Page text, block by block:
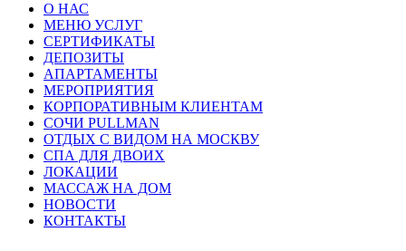
О НАС
МЕНЮ УСЛУГ
СЕРТИФИКАТЫ
ДЕПОЗИТЫ
АПАРТАМЕНТЫ
МЕРОПРИЯТИЯ
КОРПОРАТИВНЫМ КЛИЕНТАМ
СОЧИ PULLMAN
ОТДЫХ С ВИДОМ НА МОСКВУ
СПА ДЛЯ ДВОИХ
ЛОКАЦИИ
МАССАЖ НА ДОМ
НОВОСТИ
КОНТАКТЫ